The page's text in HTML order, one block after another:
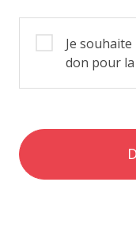
Je
don pour la